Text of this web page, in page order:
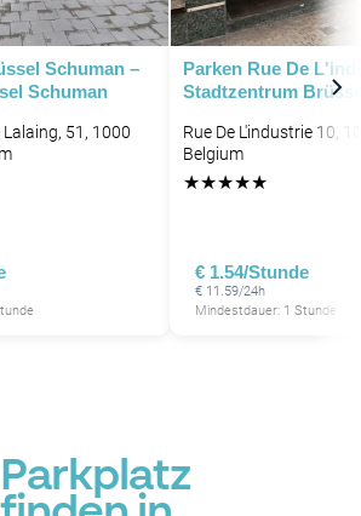
Schuman –
Schuman
51, 1000
Parken Rue De
Stadtzentrum
Rue De L'industrie 10,
Belgium
★★★★★
€ 1.54/Stunde
€ 11.59/24h
Mindestdauer: 1 Stunde
Parkplatz